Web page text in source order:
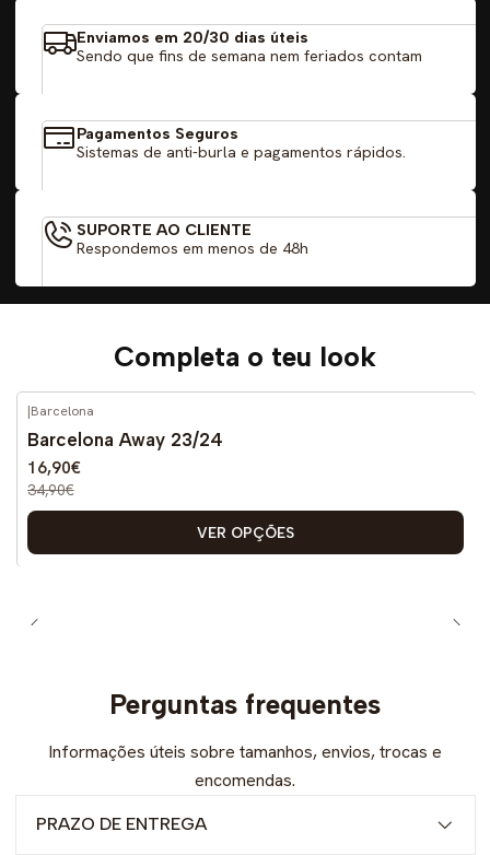
Enviamos em 20/30 dias úteis
Sendo que fins de semana nem feriados contam
Pagamentos Seguros
Sistemas de anti-burla e pagamentos rápidos.
SUPORTE AO CLIENTE
Respondemos em menos de 48h
Completa o teu look
-52%
|Barcelona
Barcelona Away 23/24
16,90€
34,90€
VER OPÇÕES
Perguntas frequentes
Informações úteis sobre tamanhos, envios, trocas e
encomendas.
PRAZO DE ENTREGA